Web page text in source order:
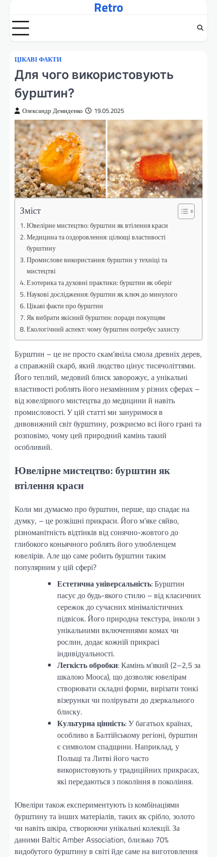
вмісту
Retro
ЦІКАВІ ФАКТИ
Для чого використовують
бурштин?
Олександр Демиденко 19.05.2025
Зміст
Ювелірне мистецтво: бурштин як втілення краси
Медицина та оздоровлення: цілющі властивості
бурштину
Промислове використання: бурштин у техніці та
мистецтві
Езотерика та духовні практики: бурштин як оберіг
Наукові дослідження: бурштин як ключ до минулого
Цікаві факти про бурштин
Як вибрати якісний бурштин: поради покупцям
Екологічний аспект: чому бурштин потребує захисту
Бурштин – це не просто скам’яніла смола древніх дерев,
а справжній скарб, який людство цінує тисячоліттями.
Його теплий, медовий блиск заворожує, а унікальні
властивості роблять його незамінним у різних сферах –
від ювелірного мистецтва до медицини й навіть
промисловості. У цій статті ми зануримося в
дивовижний світ бурштину, розкриємо всі його грані та
розповімо, чому цей природний камінь такий
особливий.
Ювелірне мистецтво: бурштин як
втілення краси
Коли ми думаємо про бурштин, перше, що спадає на
думку, – це розкішні прикраси. Його м’яке сяйво,
різноманітність відтінків від сонячно-жовтого до
глибокого коньячного роблять його улюбленцем
ювелірів. Але що саме робить бурштин таким
популярним у цій сфері?
Естетична універсальність: Бурштин
пасує до будь-якого стилю – від класичних
сережок до сучасних мінімалістичних
підвісок. Його природна текстура, інколи з
унікальними включеннями комах чи
рослин, додає кожній прикрасі
індивідуальності.
Легкість обробки: Камінь м’який (2–2,5 за
шкалою Мооса), що дозволяє ювелірам
створювати складні форми, вирізати тонкі
візерунки чи полірувати до дзеркального
блиску.
Культурна цінність: У багатьох країнах,
особливо в Балтійському регіоні, бурштин
є символом спадщини. Наприклад, у
Польщі та Литві його часто
використовують у традиційних прикрасах,
які передаються з покоління в покоління.
Ювеліри також експериментують із комбінаціями
бурштину та інших матеріалів, таких як срібло, золото
чи навіть шкіра, створюючи унікальні колекції. За
даними Baltic Amber Association, близько 70%
видобутого бурштину в світі йде саме на виготовлення